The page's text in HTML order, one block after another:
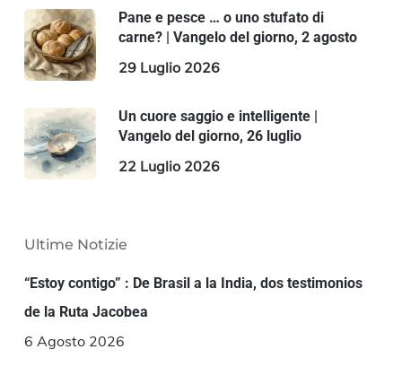
Pane e pesce … o uno stufato di
carne? | Vangelo del giorno, 2 agosto
29 Luglio 2026
Un cuore saggio e intelligente |
Vangelo del giorno, 26 luglio
22 Luglio 2026
Ultime Notizie
“Estoy contigo” : De Brasil a la India, dos testimonios
de la Ruta Jacobea
6 Agosto 2026